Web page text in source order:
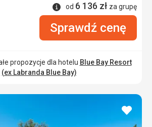
Informacje
od 6 136 zł za grupę
Sprawdź cenę
propozycje dla hotelu Blue Bay Resort
(ex Labranda Blue Bay)
dodaj